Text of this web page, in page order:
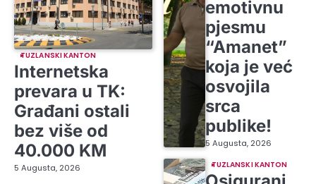
TUZLANSKI KANTON
Internetska
prevara u TK:
Građani ostali
bez više od
40.000 KM
5 Augusta, 2026
emotivnu
pjesmu
“Amanet”
koja je već
osvojila
srca
publike!
5 Augusta, 2026
TUZLANSKI KANTON